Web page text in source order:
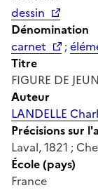
dessin
Dénomination
carnet
;
Titre
FIGURE DE
Auteur
LANDELLE
Précisions sur
Laval, 1821 ;
École (pays)
France